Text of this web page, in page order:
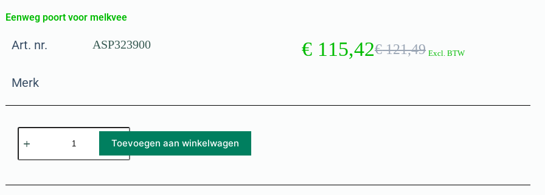
Eenweg poort voor melkvee
Art. nr. ASP323900 €121,49
€ 115,42 Excl. BTW
Merk
Toevoegen aan winkelwagen